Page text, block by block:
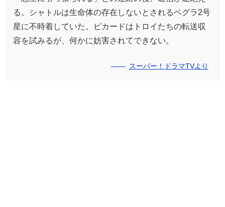
る。シャトルは生命体の存在しないとされるベグラ2号
星に不時着していた。ピカードはトロイたちの転送収
容を試みるが、何かに妨害されてできない。
スーパー！ドラマTVより